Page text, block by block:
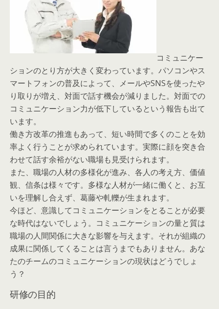
コミュニケー
ションのとり方が大きく変わっています。パソコンやス
マートフォンの普及によって、メールやSNSを使ったや
り取りが増え、対面で話す機会が減りました。対面での
コミュニケーション力が低下しているという報告も出て
います。
働き方改革の推進もあって、短い時間で多くのことを効
率よく行うことが求められています。実際に顔を突き合
わせて話す余裕がない職場も見受けられます。
また、職場の人材の多様化が進み、各人の考え方、価値
観、信条は様々です。多様な人材が一緒に働くと、お互
いを理解し合えず、葛藤や軋轢が生まれます。
今ほど、意識してコミュニケーションをとることが必要
な時代はないでしょう。コミュニケーションの量と質は
職場の人間関係に大きな影響を与えます。それが組織の
成果に関係してくることは言うまでもありません。あな
たのチームのコミュニケーションの現状はどうでしょ
う？
研修の目的